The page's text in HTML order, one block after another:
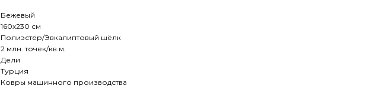
Бежевый
160х230 см
Полиэстер/Эвкалиптовый шёлк
2 млн. точек/кв.м.
Дели
Турция
Ковры машинного производства